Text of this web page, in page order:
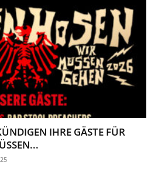
IHRE GÄSTE FÜR